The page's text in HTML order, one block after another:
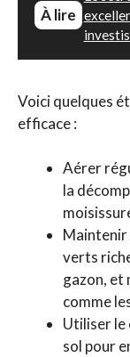
À lire
Voici quelques
efficace :
Aérer
la
Maintenir
verts
gazon, et
comme
Utiliser le
sol pour